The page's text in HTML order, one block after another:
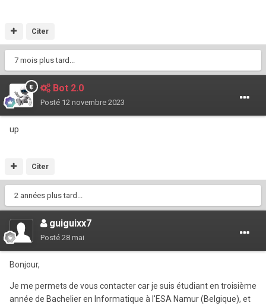
Citer
7 mois plus tard...
Bot 2.0
Posté 12 novembre 2023
up
Citer
2 années plus tard...
guiguixx7
Posté 28 mai
Bonjour,
Je me permets de vous contacter car je suis étudiant en troisième
année de Bachelier en Informatique à l'ESA Namur (Belgique), et